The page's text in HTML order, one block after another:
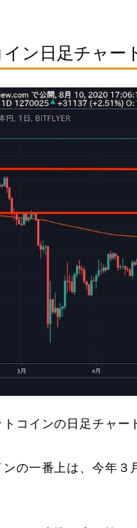
イン日足チャー
コインの日足チャー
の一番上は、今年３